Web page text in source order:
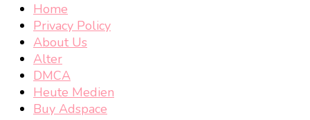
Home
Privacy Policy
About Us
Alter
DMCA
Heute Medien
Buy Adspace